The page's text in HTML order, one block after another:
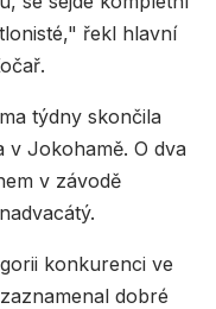
řekl hlavní
týdny skončila
v Jokohamě. O dva
v závodě
konkurenci ve
dobré